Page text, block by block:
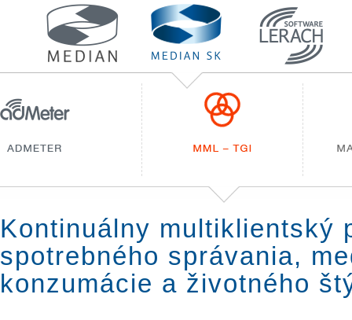
Kontinuálny multiklientský
spotrebného správania,
konzumácie a životného